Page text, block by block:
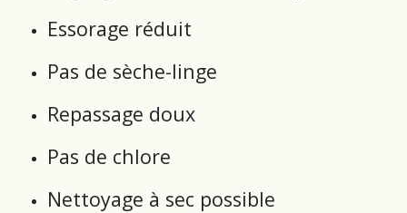
Essorage réduit
Pas de sèche-linge
Repassage doux
Pas de chlore
Nettoyage à sec possible